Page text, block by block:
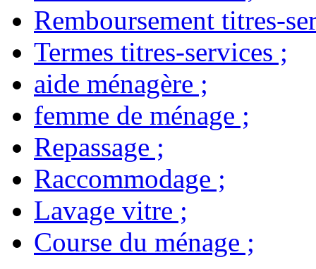
Remboursement titres-
Termes titres-services ;
aide ménagère ;
femme de ménage ;
Repassage ;
Raccommodage ;
Lavage vitre ;
Course du ménage ;